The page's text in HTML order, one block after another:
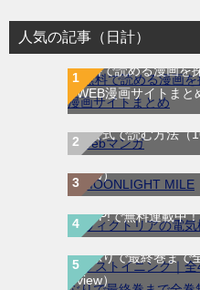
人気の記事（日計）
無料で読める漫画を
WEB漫画サイトまと
WEB漫画サイト一覧
を公式で読む方法（
MOONLIGHT MILE
ワンで最新刊まで全
view）
ヴィクトリアの電気
ガUP!で無料連載中！
ラストイニング｜全
ぇぶりで最終巻まで
view）